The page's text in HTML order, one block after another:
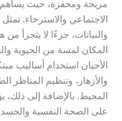
مريحة ومحفزة، حيث
الاجتماعي والاسترخاء.
والنباتات، جزءًا لا يتجزأ
المكان لمسة من الحيوية
الأحيان استخدام أساليب
والأزهار، وتنظيم المناظر
المحيط. بالإضافة إلى ذلك،
على الصحة النفسية